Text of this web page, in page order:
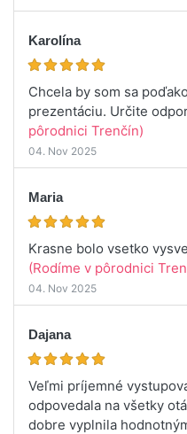
Karolína
Chcela by som sa
prezentáciu. Určite
pôrodnici Trenčín)
04. Nov 2025
Maria
Krasne bolo vsetko
(Rodíme v pôrodnici
04. Nov 2025
Dajana
Veľmi príjemné
odpovedala na všetky
dobre vyplnila